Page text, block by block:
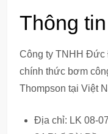
Thông
Công ty TNHH
chính thức bơm
Thompson tại Việt
Địa chỉ: LK 08-